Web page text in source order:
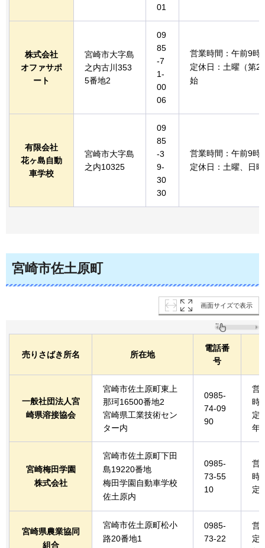
01
株式会社
オファサポ
ート
宮崎市大字島
之内古川353
5番地2
09
85
-7
1-
00
06
営業時間：午前9時
定休日：土曜（第2
始
有限会社
花ヶ島自動
車学校
宮崎市大字島
之内10325
09
85
-3
9-
30
30
営業時間：午前9時
定休日：土曜、日
宮崎市佐土原町
画面サイズで表示
売りさばき所名 所在地
電話番
号
一般社団法人宮
崎県溶接協会
宮崎市佐土原町東上
那珂16500番地2
宮崎県工業技術セン
ター内
0985-
74-09
90
営
時
定
年
宮崎梅田学園
株式会社
宮崎市佐土原町下田
島19220番地
梅田学園自動車学校
佐土原内
0985-
73-55
10
営
時
定
宮崎県農業協同
組合
宮崎市佐土原町松小
路20番地1
0985-
73-22
営
定